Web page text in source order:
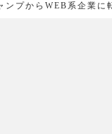
ンプからWEB系企業に